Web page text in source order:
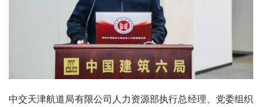
中交天津航道局有限公司人力资源部执行总经理、党委组织